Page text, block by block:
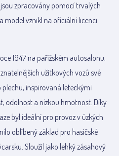
zpracovány pomocí trvalých
model vznikl na oficiální licenci
1947 na pařížském autosalonu,
užitkových vozů své
inspirovaná leteckými
odolnost a nízkou hmotnost. Díky
byl ideální pro provoz v úzkých
oblíbený základ pro hasičské
Sloužil jako lehký zásahový